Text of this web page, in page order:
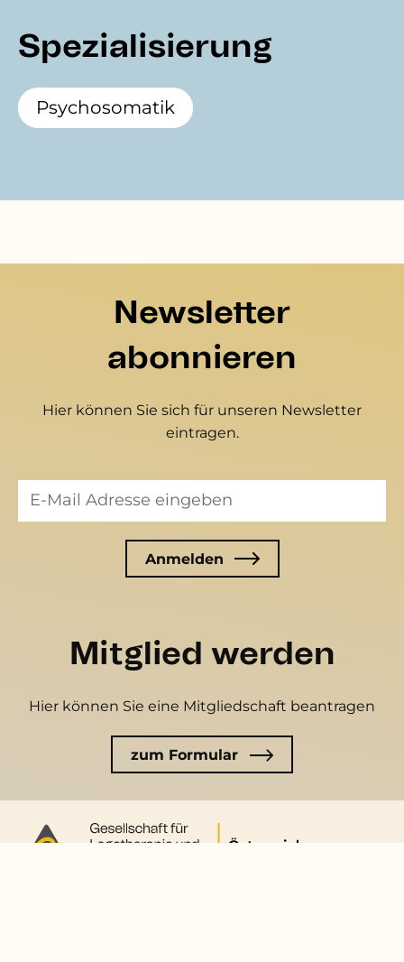
Spezialisierung
Psychosomatik
Newsletter
abonnieren
Hier können Sie sich für unseren Newsletter
eintragen.
Mitglied werden
Hier können Sie eine Mitgliedschaft beantragen
zum Formular